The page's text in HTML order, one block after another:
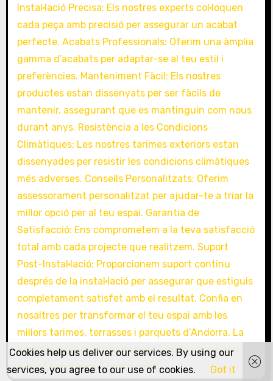
Cookies help us deliver our services. By using our
services, you agree to our use of cookies.
Got it